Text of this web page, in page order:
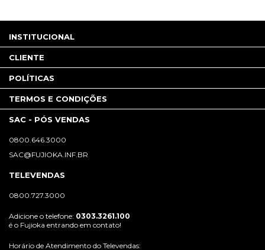
INSTITUCIONAL
CLIENTE
POLÍTICAS
TERMOS E CONDIÇÕES
SAC - PÓS VENDAS
0800.646.3000
SAC@FUJIOKA.INF.BR
TELEVENDAS
0800.727.3000
Adicione o telefone: 0303.3261.100
é o Fujioka entrando em contato!
Horário de Atendimento do Televendas: